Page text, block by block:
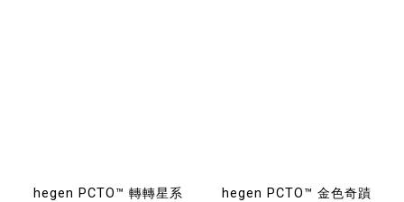
hegen PCTO™ 轉轉星系
hegen PCTO™ 金色奇蹟